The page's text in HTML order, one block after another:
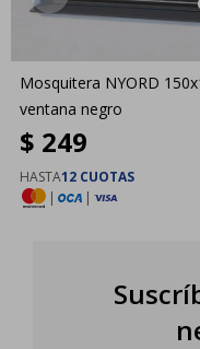
Mosquitera NYORD
ventana negro
$ 249
HASTA12 CUOTAS
|
|